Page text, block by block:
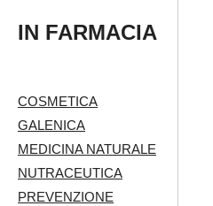
IN FARMACIA
COSMETICA
GALENICA
MEDICINA NATURALE
NUTRACEUTICA
PREVENZIONE